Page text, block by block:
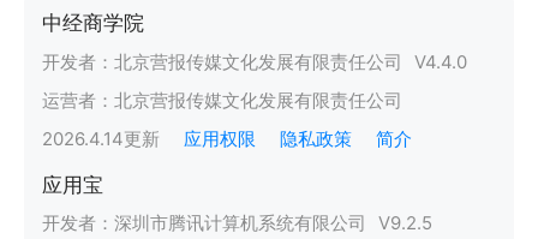
中经商学院
开发者： 北京营报传媒文化发展有限责任公司 V4.4.0
运营者： 北京营报传媒文化发展有限责任公司
2026.4.14更新 应用权限 隐私政策 简介
应用宝
开发者： 深圳市腾讯计算机系统有限公司 V9.2.5